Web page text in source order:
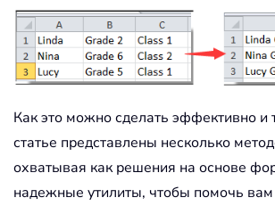
Как это можно сделать эффективно и
статье представлены несколько
охватывая как решения на основе
надежные утилиты, чтобы помочь